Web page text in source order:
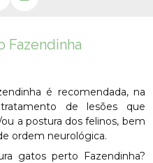
PERTO FAZENDINHA
Fazendinha
é recomendada, na
de lesões que
a postura dos felinos, bem
ordem neurológica.
gatos perto Fazendinha?